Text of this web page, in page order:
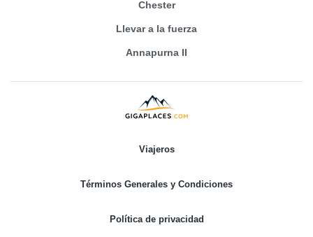
Chester
Llevar a la fuerza
Annapurna II
Viajeros
Términos Generales y Condiciones
Política de privacidad